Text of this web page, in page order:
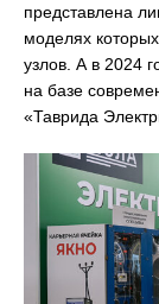
представлена
моделях
узлов. А в 2024
на базе
«Таврида